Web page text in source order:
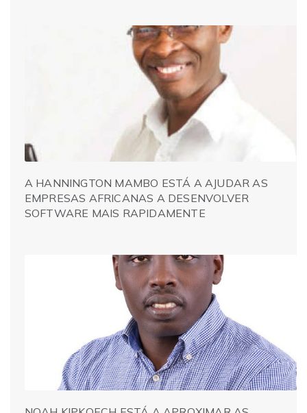
A HANNINGTON MAMBO ESTÁ A AJUDAR AS
EMPRESAS AFRICANAS A DESENVOLVER
SOFTWARE MAIS RAPIDAMENTE